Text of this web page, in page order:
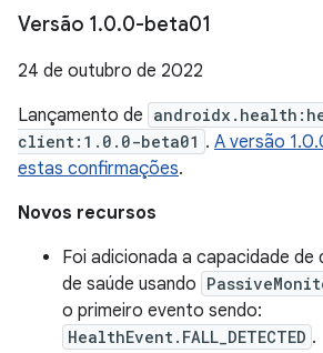
Versão 1.0.0-beta01
24 de outubro de 2022
Lançamento de
client:1.0.0-beta01 . A versão
estas confirmações.
Novos recursos
Foi adicionada a capacidade
de saúde usando
o primeiro evento sendo:
HealthEvent.FALL_DETECTED .